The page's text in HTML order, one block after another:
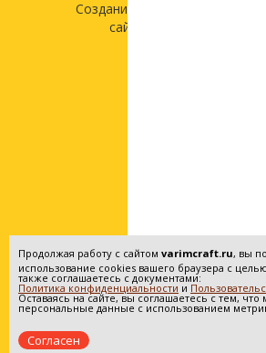
Создание и продвижение
сайта —
Продолжая работу с сайтом varimcraft.ru, вы
использование cookies вашего браузера с
также соглашаетесь с документами:
Политика конфиденциальности и
Оставаясь на сайте, вы соглашаетесь с тем,
персональные данные с использованием
Согласен